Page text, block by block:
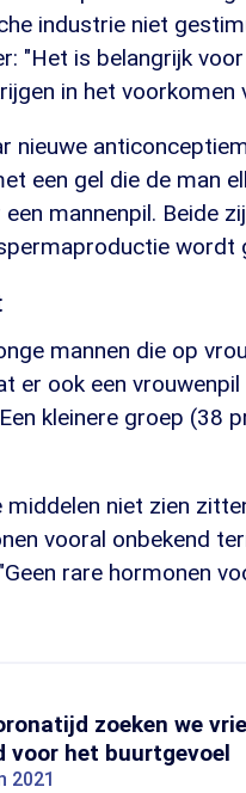
industrie niet
"Het is belangrijk
in het voorkomen
nieuwe
een gel die de man
mannenpil. Beide
mannen die op
er ook een
kleinere groep (38
middelen niet zien
vooral onbekend
rare hormonen
zoeken we
voor het buurtgevoel
2021